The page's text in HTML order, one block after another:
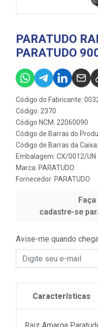
PARATUDO
PARATUDO
Código do Fabricante:
Código: 2370
Código NCM: 22060090
Código de Barras do
Código de Barras da
Embalagem: CX/0012/UN
Marca: PARATUDO
Fornecedor: PARATUDO
cadastre-se
Avise-me quando
Características